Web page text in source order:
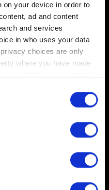
your device in order to
ad and content
and services
in who uses your data
choices are only
where you have made
your geographical
actively scanning it for
어요
칙